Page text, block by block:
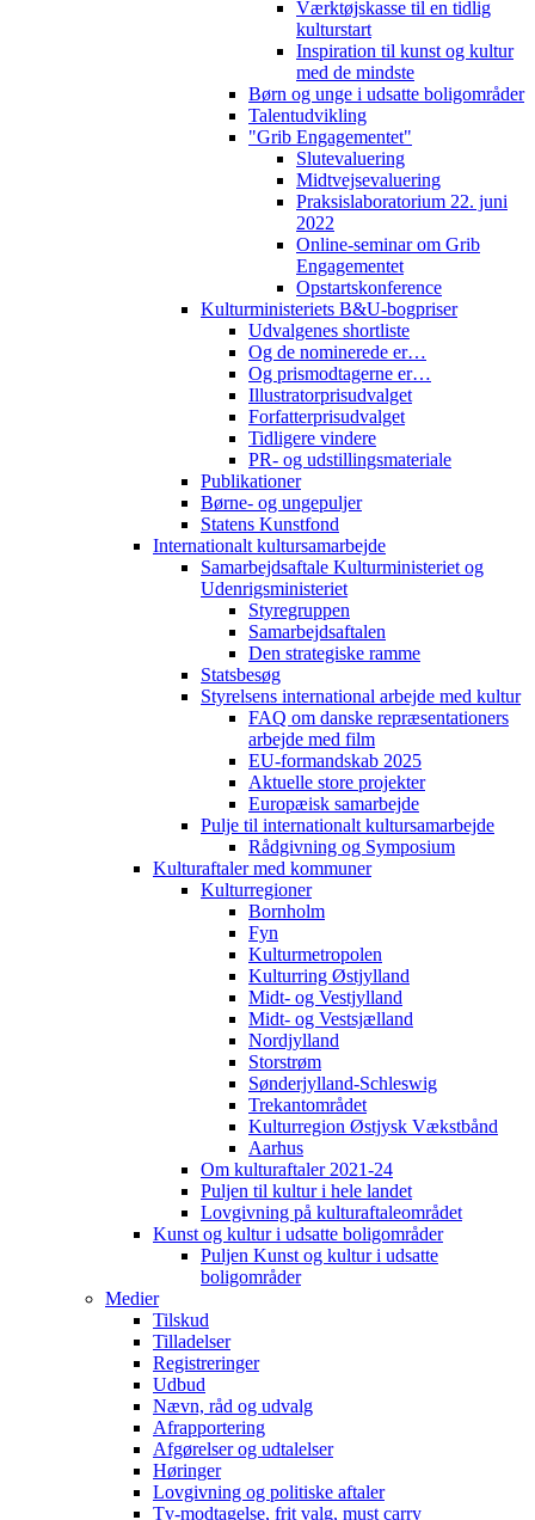
Værktøjskasse til en tidlig
kulturstart
Inspiration til kunst og kultur
med de mindste
Børn og unge i udsatte boligområder
Talentudvikling
"Grib Engagementet"
Slutevaluering
Midtvejsevaluering
Praksislaboratorium 22. juni
2022
Online-seminar om Grib
Engagementet
Opstartskonference
Kulturministeriets B&U-bogpriser
Udvalgenes shortliste
Og de nominerede er…
Og prismodtagerne er…
Illustratorprisudvalget
Forfatterprisudvalget
Tidligere vindere
PR- og udstillingsmateriale
Publikationer
Børne- og ungepuljer
Statens Kunstfond
Internationalt kultursamarbejde
Samarbejdsaftale Kulturministeriet og
Udenrigsministeriet
Styregruppen
Samarbejdsaftalen
Den strategiske ramme
Statsbesøg
Styrelsens international arbejde med kultur
FAQ om danske repræsentationers
arbejde med film
EU-formandskab 2025
Aktuelle store projekter
Europæisk samarbejde
Pulje til internationalt kultursamarbejde
Rådgivning og Symposium
Kulturaftaler med kommuner
Kulturregioner
Bornholm
Fyn
Kulturmetropolen
Kulturring Østjylland
Midt- og Vestjylland
Midt- og Vestsjælland
Nordjylland
Storstrøm
Sønderjylland-Schleswig
Trekantområdet
Kulturregion Østjysk Vækstbånd
Aarhus
Om kulturaftaler 2021-24
Puljen til kultur i hele landet
Lovgivning på kulturaftaleområdet
Kunst og kultur i udsatte boligområder
Puljen Kunst og kultur i udsatte
boligområder
Medier
Tilskud
Tilladelser
Registreringer
Udbud
Nævn, råd og udvalg
Afrapportering
Afgørelser og udtalelser
Høringer
Lovgivning og politiske aftaler
Tv-modtagelse, frit valg, must carry